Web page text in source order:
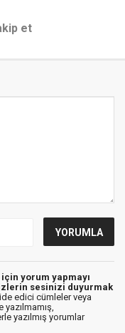
et
yorum yapmayı
sesinizi duyurmak
edici cümleler veya
yazılmış yorumlar